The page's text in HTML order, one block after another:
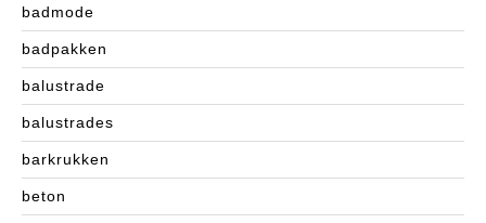
badmode
badpakken
balustrade
balustrades
barkrukken
beton